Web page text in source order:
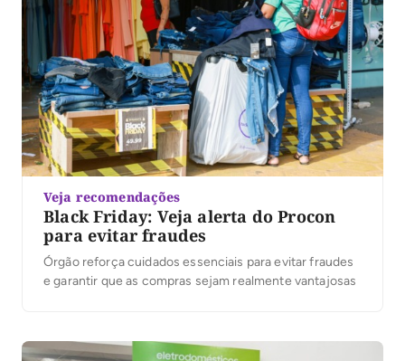
Veja recomendações
Black Friday: Veja alerta do Procon
para evitar fraudes
Órgão reforça cuidados essenciais para evitar fraudes
e garantir que as compras sejam realmente vantajosas